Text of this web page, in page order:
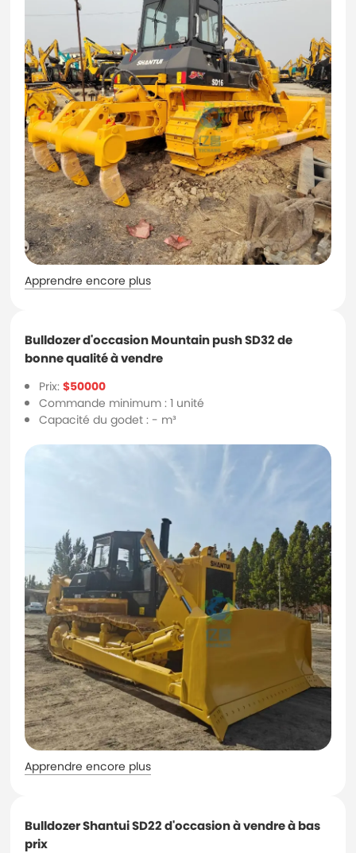
Apprendre encore plus
Bulldozer d'occasion Mountain push SD32 de
bonne qualité à vendre
Prix:$50000
Commande minimum : 1 unité
Capacité du godet : - m³
Apprendre encore plus
Bulldozer Shantui SD22 d'occasion à vendre à bas
prix